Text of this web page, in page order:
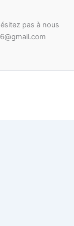
pas à nous